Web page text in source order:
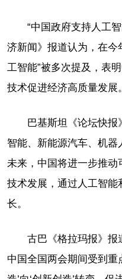
“中国政府支持人工
济新闻》报道认为，在今
工智能”被多次提及，表
技术促进经济高质量发展。
巴基斯坦《论坛快报
智能、新能源汽车、机器
未来，中国将进一步推
技术发展，通过人工智能
长。
古巴《格拉玛报》报
中国全国两会期间受到重